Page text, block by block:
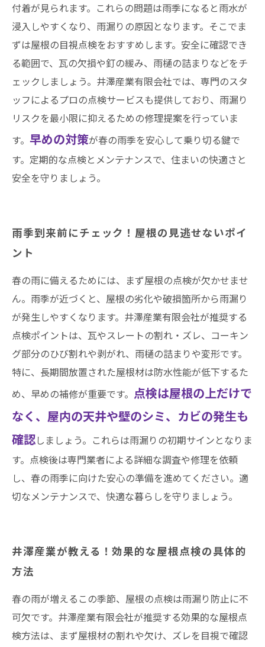
雨漏りゼロを目指すなら、今すぐ始めたい春の
屋根点検
まとめ
井澤産業有限会社│ 熱田区・南区・瑞穂区・港
区・中川区など名古屋市内および愛知県での施
工実績はこちら
付着が見られます。これらの問題は雨季になると雨水が
浸入しやすくなり、雨漏りの原因となります。そこでま
ずは屋根の目視点検をおすすめします。安全に確認でき
る範囲で、瓦の欠損や釘の緩み、雨樋の詰まりなどをチ
ェックしましょう。井澤産業有限会社では、専門のスタ
ッフによるプロの点検サービスも提供しており、雨漏り
リスクを最小限に抑えるための修理提案を行っていま
す。 早めの対策が春の雨季を安心して乗り切る鍵で
す。定期的な点検とメンテナンスで、住まいの快適さと
安全を守りましょう。
雨季到来前にチェック！屋根の見逃せないポイ
ント
春の雨に備えるためには、まず屋根の点検が欠かせませ
ん。雨季が近づくと、屋根の劣化や破損箇所から雨漏り
が発生しやすくなります。井澤産業有限会社が推奨する
点検ポイントは、瓦やスレートの割れ・ズレ、コーキン
グ部分のひび割れや剥がれ、雨樋の詰まりや変形です。
特に、長期間放置された屋根材は防水性能が低下するた
め、早めの補修が重要です。 点検は屋根の上だけで
なく、屋内の天井や壁のシミ、カビの発生も
確認しましょう。これらは雨漏りの初期サインとなりま
す。点検後は専門業者による詳細な調査や修理を依頼
し、春の雨季に向けた安心の準備を進めてください。適
切なメンテナンスで、快適な暮らしを守りましょう。
井澤産業が教える！効果的な屋根点検の具体的
方法
春の雨が増えるこの季節、屋根の点検は雨漏り防止に不
可欠です。井澤産業有限会社が推奨する効果的な屋根点
検方法は、まず屋根材の割れや欠け、ズレを目視で確認